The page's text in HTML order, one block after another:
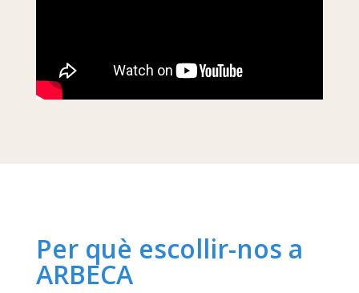
Per què escollir-nos a
ARBECA